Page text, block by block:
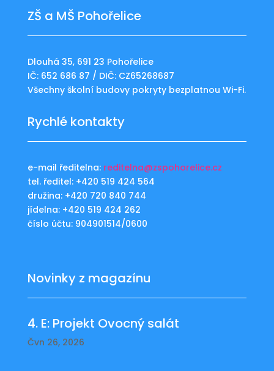
ZŠ a MŠ Pohořelice
Dlouhá 35, 691 23 Pohořelice
IČ: 652 686 87 / DIČ: CZ65268687
Všechny školní budovy pokryty bezplatnou Wi-Fi.
Rychlé kontakty
e-mail ředitelna: reditelna@zspohorelice.cz
tel. ředitel: +420 519 424 564
družina: +420 720 840 744
jídelna: +420 519 424 262
číslo účtu: 904901514/0600
Novinky z magazínu
4. E: Projekt Ovocný salát
Čvn 26, 2026